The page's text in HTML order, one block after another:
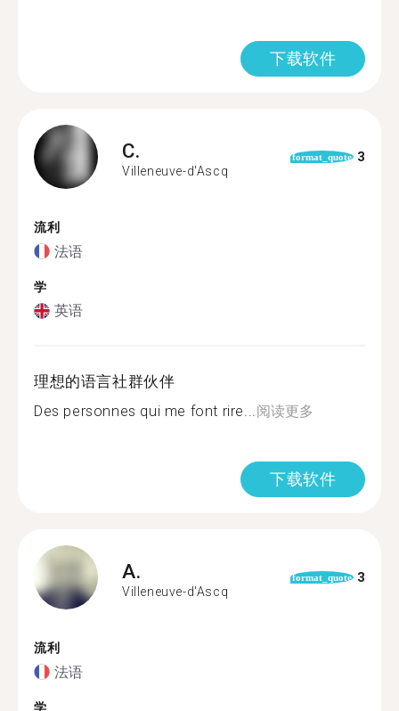
下载软件
C.
Villeneuve-d'Ascq
format_quote 3
流利
法语
学
英语
理想的语言社群伙伴
Des personnes qui me font rire...阅读更多
下载软件
A.
Villeneuve-d'Ascq
format_quote 3
流利
法语
学